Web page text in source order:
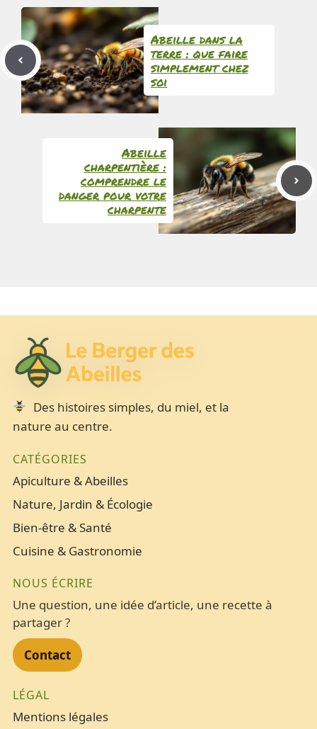
Abeille dans la
terre : que faire
simplement chez
soi
Abeille
charpentière :
comprendre le
danger pour votre
charpente
Des histoires simples, du miel, et la
nature au centre.
CATÉGORIES
Apiculture & Abeilles
Nature, Jardin & Écologie
Bien-être & Santé
Cuisine & Gastronomie
NOUS ÉCRIRE
Une question, une idée d’article, une recette à
partager ?
Contact
LÉGAL
Mentions légales